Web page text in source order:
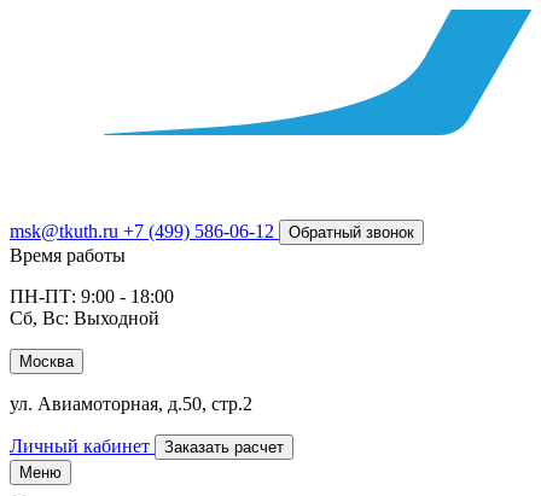
msk@tkuth.ru +7 (499) 586-06-12 Обратный звонок
Время работы
ПН-ПТ: 9:00 - 18:00
Сб, Вс: Выходной
Москва
ул. Авиамоторная, д.50, стр.2
Личный кабинет
Заказать расчет
Меню